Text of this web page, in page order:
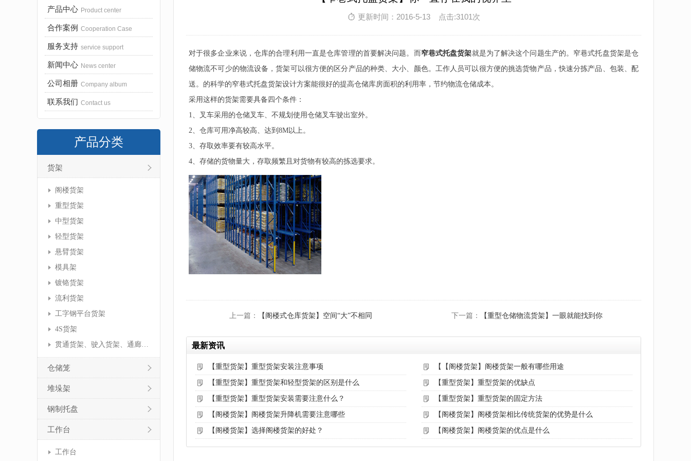
产品中心 Product center
合作案例 Cooperation Case
服务支持 service support
新闻中心 News center
公司相册 Company album
联系我们 Contact us
产品分类
货架
阁楼货架
重型货架
中型货架
轻型货架
悬臂货架
模具架
镀铬货架
流利货架
工字钢平台货架
4S货架
贯通货架、驶入货架、通廊货架
仓储笼
堆垛架
钢制托盘
工作台
工作台
更新时间：2016-5-13 点击:3101次
对于很多企业来说，仓库的合理利用一直是仓库管理的首要解决问题。而 窄巷式托盘货架就是为了解决这个问题生产的。窄巷式托盘货架是仓
储物流不可少的物流设备，货架可以很方便的区分产品的种类、大小、颜色。工作人员可以很方便的挑选货物产品，快速分拣产品、包装、配
送。的科学的窄巷式托盘货架设计方案能很好的提高仓储库房面积的利用率，节约物流仓储成本。
采用这样的货架需要具备四个条件：
1、叉车采用的仓储叉车、不规划使用仓储叉车驶出室外。
2、仓库可用净高较高、达到8M以上。
3、存取效率要有较高水平。
4、存储的货物量大，存取频繁且对货物有较高的拣选要求。
上一篇： 【阁楼式仓库货架】空间“大”不相同 下一篇： 【重型仓储物流货架】一眼就能找到你
最新资讯
【重型货架】重型货架安装注意事项 【【阁楼货架】阁楼货架一般有哪些用途
【重型货架】重型货架和轻型货架的区别是什么 【重型货架】重型货架的优缺点
【重型货架】重型货架安装需要注意什么？ 【重型货架】重型货架的固定方法
【阁楼货架】阁楼货架升降机需要注意哪些 【阁楼货架】阁楼货架相比传统货架的优势是什么
【阁楼货架】选择阁楼货架的好处？ 【阁楼货架】阁楼货架的优点是什么